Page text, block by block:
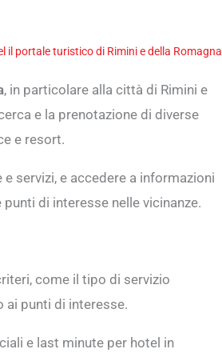
il portale turistico di Rimini e della Romagna
, in particolare alla città di Rimini e
e la prenotazione di diverse
e resort.
servizi, e accedere a informazioni
di interesse nelle vicinanze.
come il tipo di servizio
ai punti di interesse.
e last minute per hotel in